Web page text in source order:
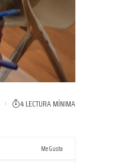
4 LECTURA MÍNIMA
Me Gusta